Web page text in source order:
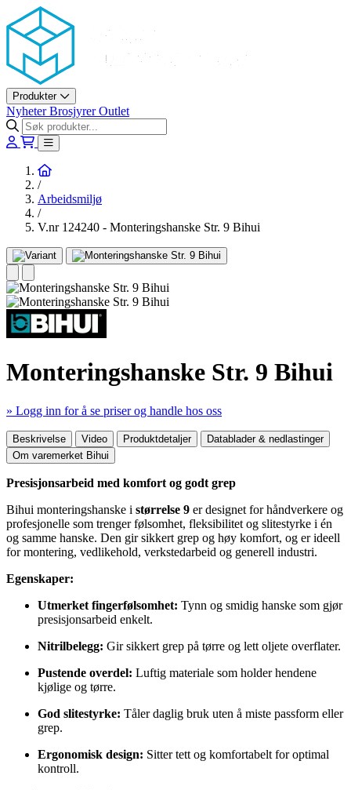
Askøy Murerverktøy AS
Produkter
NyheterBrosjyrerOutlet
Hjem
/
Arbeidsmiljø
/
V.nr 124240 - Monteringshanske Str. 9 Bihui
Monteringshanske Str. 9 Bihui
» Logg inn for å se priser og handle hos oss
Mer produktdetaljer
Beskrivelse Video Produktdetaljer
Datablader & nedlastinger
Om varemerket Bihui
Presisjonsarbeid med komfort og godt grep
Bihui monteringshanske i størrelse 9 er designet for håndverkere og
profesjonelle som trenger følsomhet, fleksibilitet og slitestyrke i én
og samme hanske. Den gir sikkert grep og høy komfort, og er ideell
for montering, vedlikehold, verkstedarbeid og generell industri.
Egenskaper:
Utmerket fingerfølsomhet: Tynn og smidig hanske som gjør
presisjonsarbeid enkelt.
Nitrilbelegg: Gir sikkert grep på tørre og lett oljete overflater.
Pustende overdel: Luftig materiale som holder hendene
kjølige og tørre.
God slitestyrke: Tåler daglig bruk uten å miste passform eller
grep.
Ergonomisk design: Sitter tett og komfortabelt for optimal
kontroll.